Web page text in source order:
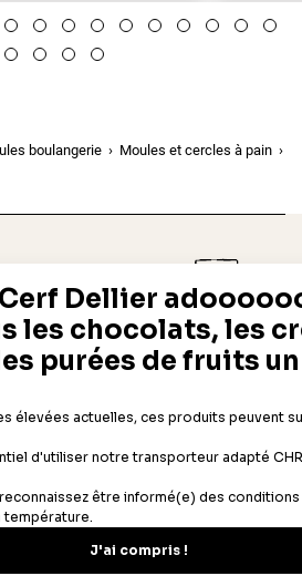
boulangerie Moules et cercles à pain
Livraison rapide 24/48h
Offerte dès 69 € en point
et offres spéciales.